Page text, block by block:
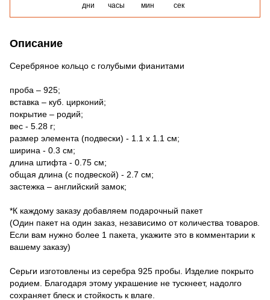
дни часы мин сек
Описание
Серебряное кольцо с голубыми фианитами
проба – 925;
вставка – куб. цирконий;
покрытие – родий;
вес - 5.28 г;
размер элемента (подвески) - 1.1 х 1.1 см;
ширина - 0.3 см;
длина штифта - 0.75 см;
общая длина (с подвеской) - 2.7 см;
застежка – английский замок;
*К каждому заказу добавляем подарочный пакет
(Один пакет на один заказ, независимо от количества товаров.
Если вам нужно более 1 пакета, укажите это в комментарии к
вашему заказу)
Серьги изготовлены из серебра 925 пробы. Изделие покрыто
родием. Благодаря этому украшение не тускнеет, надолго
сохраняет блеск и стойкость к влаге.